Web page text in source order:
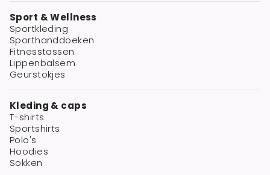
Sport & Wellness
Sportkleding
Sporthanddoeken
Fitnesstassen
Lippenbalsem
Geurstokjes
Kleding & caps
T-shirts
Sportshirts
Polo's
Hoodies
Sokken